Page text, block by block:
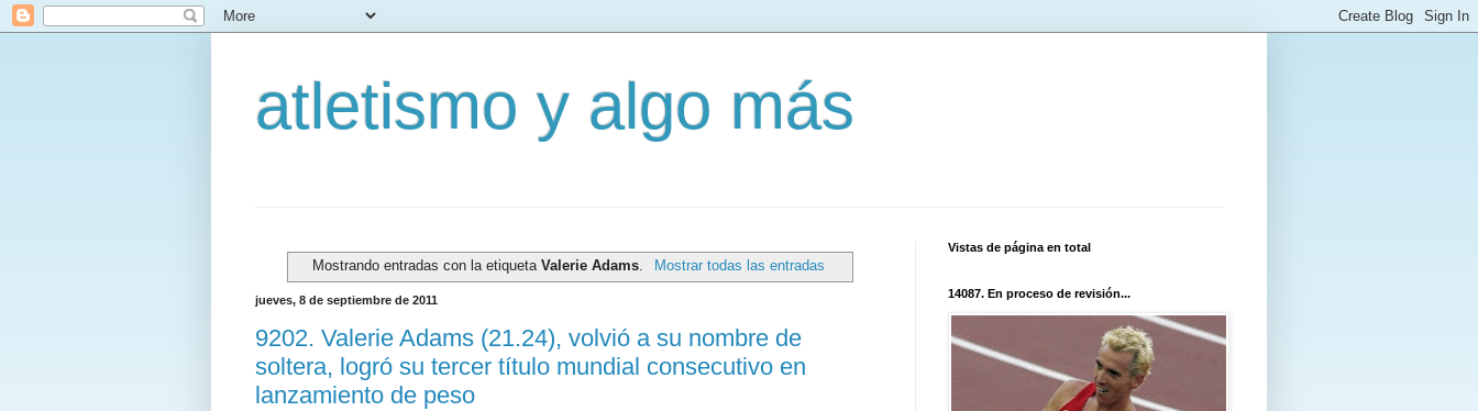
atletismo y algo más
Mostrando entradas con la etiquetaValerie Adams Mostrar todas las entradas
jueves, 8 de septiembre de 2011
9202. Valerie Adams (21.24), volvió a su nombre de
soltera, logró su tercer título mundial consecutivo en
lanzamiento de peso
Vistas de página en total
14087. En proceso de revisión...